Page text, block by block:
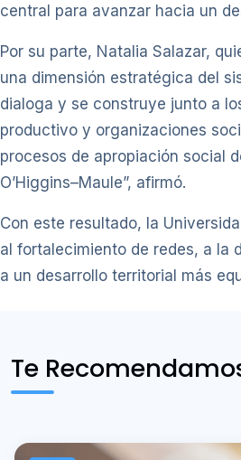
central para avanzar hacia un
Por su parte, Natalia Salazar,
una dimensión estratégica del
dialoga y se construye junto a
productivo y organizaciones
procesos de apropiación social
O’Higgins–Maule”, afirmó.
Con este resultado, la
al fortalecimiento de redes, a la
a un desarrollo territorial más
Te